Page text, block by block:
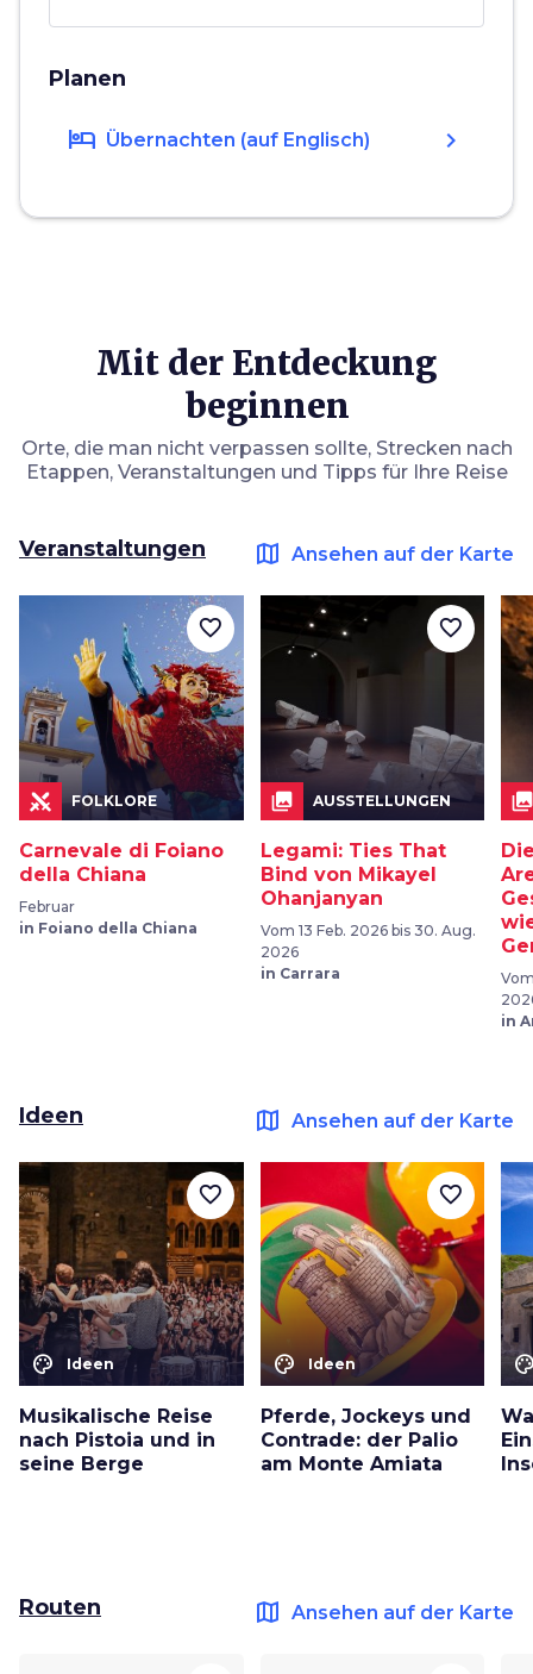
Planen
hotel Übernachten (auf Englisch) chevron_right
Mit der Entdeckung
beginnen
Orte, die man nicht verpassen sollte, Strecken nach
Etappen, Veranstaltungen und Tipps für Ihre Reise
Veranstaltungen map Ansehen auf der Karte
FOLKLORE
Carnevale di Foiano
della Chiana
Februar
in Foiano della Chiana
favorite_border
collections AUSSTELLUNGEN
Legami: Ties That
Bind von Mikayel
Ohanjanyan
Vom 13 Feb. 2026 bis 30. Aug.
2026
in Carrara
favorite_border
in
Ideen map Ansehen auf der Karte
color_lens Ideen
Musikalische Reise
nach Pistoia und in
seine Berge
favorite_border
color_lens Ideen
Pferde, Jockeys und
Contrade: der Palio
am Monte Amiata
favorite_border
Routen map Ansehen auf der Karte